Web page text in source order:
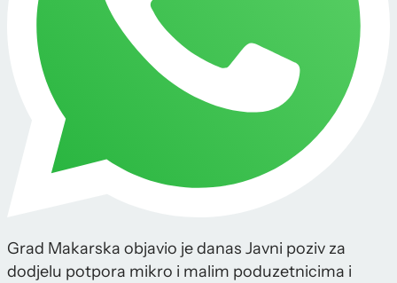
Grad Makarska objavio je danas Javni poziv za
dodjelu potpora mikro i malim poduzetnicima i